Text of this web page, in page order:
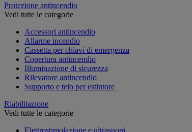
Protezione antincendio
Vedi tutte le categorie
Accessori antincendio
Allarme incendio
Cassetta per chiavi di emergenza
Copertura antincendio
Illuminazione di sicurezza
Rilevatore antincendio
Supporto e telo per estintore
Riabilitazione
Vedi tutte le categorie
Elettrostimolazione e ultrasuoni